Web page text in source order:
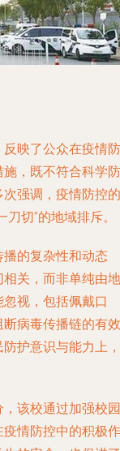
映了公众在疫情防
，既不符合科学防
强调，疫情防控的
切”的地域排斥。
的复杂性和动态
关，而非单纯由地
视，包括佩戴口
病毒传播链的有效
护意识与能力上，
该校通过加强校园
情防控中的积极作